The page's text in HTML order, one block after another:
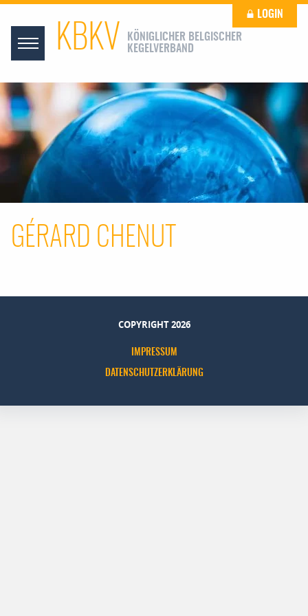
KBKV
KÖNIGLICHER BELGISCHER
KEGELVERBAND
LOGIN
GÉRARD CHENUT
COPYRIGHT 2026
IMPRESSUM
DATENSCHUTZERKLÄRUNG